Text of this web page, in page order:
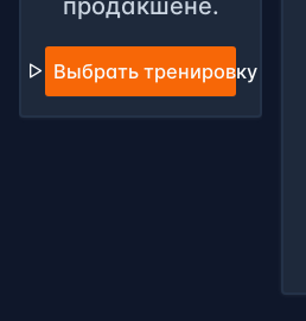
продакшене.
Выбрать тренировку